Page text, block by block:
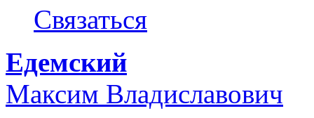
Связаться
Едемский
Максим Владиславович